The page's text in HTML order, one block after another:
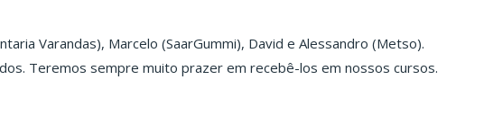
Varandas), Marcelo (SaarGummi), David e Alessandro (Metso).
Teremos sempre muito prazer em recebê-los em nossos cursos.